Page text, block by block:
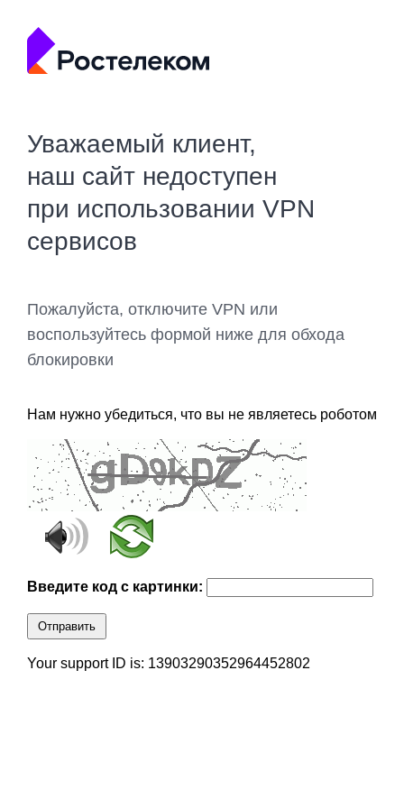
Уважаемый клиент,
наш сайт недоступен
при использовании VPN
сервисов
Пожалуйста, отключите VPN или
воспользуйтесь формой ниже для обхода
блокировки
Нам нужно убедиться, что вы не являетесь роботом
Введите код с картинки:
Отправить
Your support ID is: 13903290352964452802